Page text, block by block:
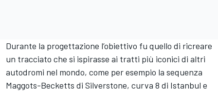
Durante la progettazione l’obiettivo fu quello di ricreare
un tracciato che si ispirasse ai tratti più iconici di altri
autodromi nel mondo, come per esempio la sequenza
Maggots-Becketts di Silverstone, curva 8 di Istanbul e